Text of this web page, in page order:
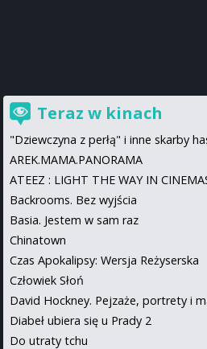
Teraz w kinach
"Dziewczyna z perłą" i inne skarby
AREK.MAMA.PANORAMA
ATEEZ : LIGHT THE WAY IN
Backrooms. Bez wyjścia
Basia. Jestem w sam raz
Chinatown
Czas Apokalipsy: Wersja Reżyserska
Człowiek Słoń
David Hockney. Pejzaże, portrety i
Diabeł ubiera się u Prady 2
Do utraty tchu